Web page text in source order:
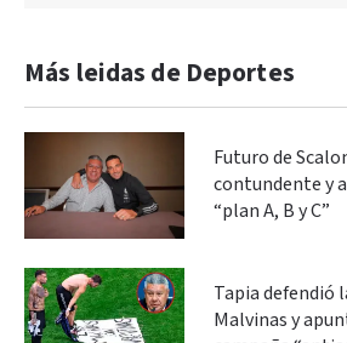
Más leidas de Deportes
Futuro de
contundente y
“plan A, B y C”
Tapia defendió
Malvinas y